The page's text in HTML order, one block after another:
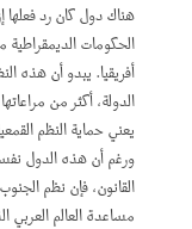
هناك دول كان رد
الحكومات الديمقراطية
أفريقيا. يبدو أن هذه
الدولة، أكثر من
يعني حماية النظم
ورغم أن هذه الدول
القانون، فإن نظم
مساعدة العالم